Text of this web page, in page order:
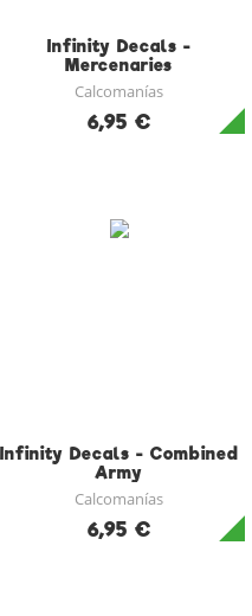
Infinity Decals -
Mercenaries
Calcomanías
6,95 €
Infinity Decals - Combined
Army
Calcomanías
6,95 €